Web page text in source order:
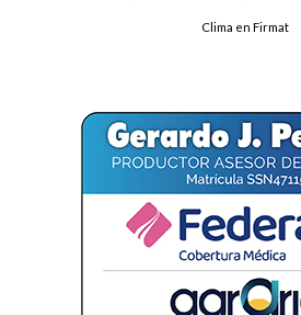
Clima en Firmat